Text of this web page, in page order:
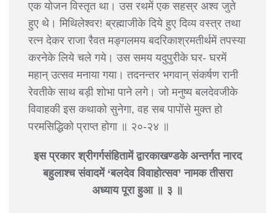
एक योजन विस्तृत था। उस रथमें एक सहस्र अश्व जुते
हुए थे। मिथिलेश्वर! ब्रह्माजीके दिये हुए दिव्य वस्त्र तथा
रत्न देकर राजा रैवत मङ्गलमय बदरिकाश्रमतीर्थमें तपस्या
करनेके लिये चले गये। उस समय यदुपुरीके घर- घरमें
महान् उत्सव मनाया गया। तदनन्तर भगवान् संकर्षण रानी
रेवतीके साथ बड़ी शोभा पाने लगे। जो मनुष्य बलदेवजीके
विवाहकी इस कथाको सुनेगा, वह सब पापोंसे मुक्त हो
परमसिद्धिको प्राप्त होगा ॥ २०-२४ ॥
इस प्रकार श्रीगर्गसंहितामें द्वारकाखण्डके अन्तर्गत नारद
बहुलाश्च संवादमें ‘बलदेव विवाहोत्सव’ नामक तीसरा
अध्याय पूरा हुआ ॥ ३ ॥